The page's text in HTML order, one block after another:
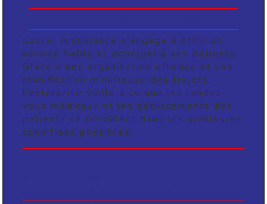
Castel Ambulance s'engage à offrir un
service fiable et ponctuel à ses patients.
Grâce à une organisation efficace et une
planification minutieuse des trajets,
l'entreprise veille à ce que les rendez-
vous médicaux et les déplacements des
patients se déroulent dans les meilleures
conditions possibles.